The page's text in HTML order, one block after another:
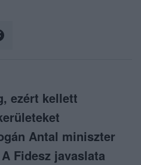
ezért kellett
Antal miniszter
Fidesz javaslata